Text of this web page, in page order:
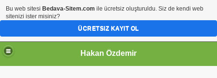
Hakan Özdemir
Bu web sitesi Bedava-Sitem.com ile ücretsiz oluşturuldu. Siz de kendi web
sitenizi ister misiniz?
ÜCRETSIZ KAYIT OL